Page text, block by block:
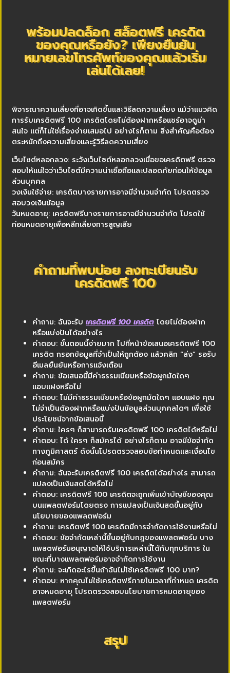
พร้อมปลดล็อก สล็อตฟรี เครดิต
ของคุณหรือยัง? เพียงยืนยัน
หมายเลขโทรศัพท์ของคุณแล้วเริ่ม
เล่นได้เลย!
พิจารณาความเสี่ยงที่อาจเกิดขึ้นและวิธีลดความเสี่ยง แม้ว่าแนวคิด
การรับเครดิตฟรี 100 เครดิตโดยไม่ต้องฝากหรือแชร์อาจดูน่า
สนใจ แต่ก็ไม่ใช่เรื่องง่ายเสมอไป อย่างไรก็ตาม สิ่งสำคัญคือต้อง
ตระหนักถึงความเสี่ยงและรู้วิธีลดความเสี่ยง
เว็บไซต์หลอกลวง: ระวังเว็บไซต์หลอกลวงเมื่อขอเครดิตฟรี ตรวจ
สอบให้แน่ใจว่าเว็บไซต์มีความน่าเชื่อถือและปลอดภัยก่อนให้ข้อมูล
ส่วนบุคคล
วงเงินใช้จ่าย: เครดิตบางรายการอาจมีจำนวนจำกัด โปรดตรวจ
สอบวงเงินข้อมูล
วันหมดอายุ: เครดิตฟรีบางรายการอาจมีจำนวนจำกัด โปรดใช้
ก่อนหมดอายุเพื่อหลีกเลี่ยงการสูญเสีย
คำถามที่พบบ่อย ลงทะเบียนรับ
เครดิตฟรี 100
คำถาม: ฉันจะรับ เครดิตฟรี 100 เครดิต โดยไม่ต้องฝาก
หรือแบ่งปันได้อย่างไร
คำตอบ: ขั้นตอนนี้ง่ายมาก ไปที่หน้าข้อเสนอเครดิตฟรี 100
เครดิต กรอกข้อมูลที่จำเป็นให้ถูกต้อง แล้วคลิก “ส่ง” รอรับ
อีเมลยืนยันหรือการแจ้งเตือน
คำถาม: ข้อเสนอนี้มีค่าธรรมเนียมหรือข้อผูกมัดใดๆ
แอบแฝงหรือไม่
คำตอบ: ไม่มีค่าธรรมเนียมหรือข้อผูกมัดใดๆ แอบแฝง คุณ
ไม่จำเป็นต้องฝากหรือแบ่งปันข้อมูลส่วนบุคคลใดๆ เพื่อใช้
ประโยชน์จากข้อเสนอนี้
คำถาม: ใครๆ ก็สามารถรับเครดิตฟรี 100 เครดิตได้หรือไม่
คำตอบ: ได้ ใครๆ ก็สมัครได้ อย่างไรก็ตาม อาจมีข้อจำกัด
ทางภูมิศาสตร์ ดังนั้นโปรดตรวจสอบข้อกำหนดและเงื่อนไข
ก่อนสมัคร
คำถาม: ฉันจะรับเครดิตฟรี 100 เครดิตได้อย่างไร สามารถ
แปลงเป็นเงินสดได้หรือไม่
คำตอบ: เครดิตฟรี 100 เครดิตจะถูกเพิ่มเข้าบัญชีของคุณ
บนแพลตฟอร์มโดยตรง การแปลงเป็นเงินสดขึ้นอยู่กับ
นโยบายของแพลตฟอร์ม
คำถาม: เครดิตฟรี 100 เครดิตมีการจำกัดการใช้งานหรือไม่
คำตอบ: ข้อจำกัดเหล่านี้ขึ้นอยู่กับกฎของแพลตฟอร์ม บาง
แพลตฟอร์มอนุญาตให้ใช้บริการเหล่านี้ได้กับทุกบริการ ใน
ขณะที่บางแพลตฟอร์มอาจจำกัดการใช้งาน
คำถาม: จะเกิดอะไรขึ้นถ้าฉันไม่ใช้เครดิตฟรี 100 บาท?
คำตอบ: หากคุณไม่ใช้เครดิตฟรีภายในเวลาที่กำหนด เครดิต
อาจหมดอายุ โปรดตรวจสอบนโยบายการหมดอายุของ
แพลตฟอร์ม
สรุป